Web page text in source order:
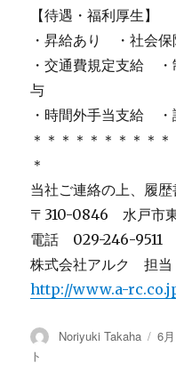
【待遇・福利厚生】
・昇給あり ・社会保
・交通費規定支給
与
・時間外手当支給 ・
＊＊＊＊＊＊＊＊＊
＊
当社ご連絡の上、履歴
〒310-0846 水戸市
電話 029-246-9511
株式会社アルク 担当
http://www.a-
投
Noriyuki Takaha
投
6
ト